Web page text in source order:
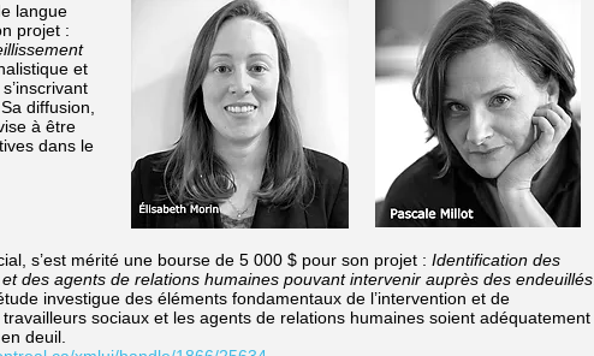
langue
projet :
et
diffusion,
à être
dans le
s’est mérité une bourse de 5 000 $ pour son projet : Identification des
des agents de relations humaines pouvant intervenir auprès des endeuillés
investigue des éléments fondamentaux de l’intervention et de
sociaux et les agents de relations humaines soient adéquatement
deuil.